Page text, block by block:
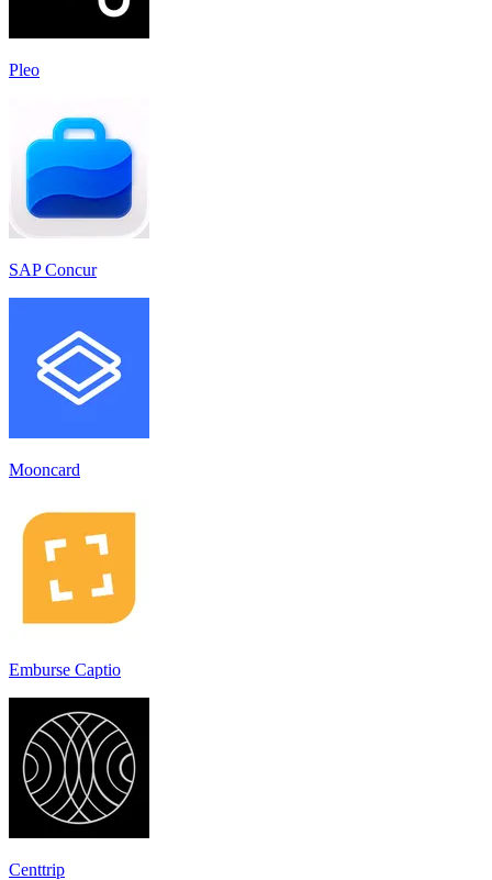
Pleo
SAP Concur
Mooncard
Emburse Captio
Centtrip